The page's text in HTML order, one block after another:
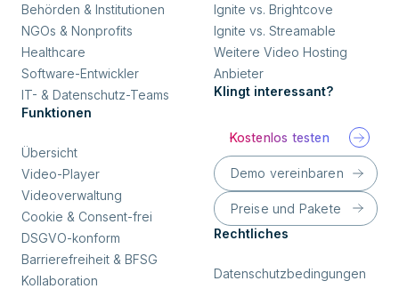
Behörden & Institutionen
NGOs & Nonprofits
Healthcare
Software-Entwickler
IT- & Datenschutz-Teams
Funktionen
Übersicht
Video-Player
Videoverwaltung
Cookie & Consent-frei
DSGVO-konform
Barrierefreiheit & BFSG
Kollaboration
Ignite vs. Brightcove
Ignite vs. Streamable
Weitere Video Hosting
Anbieter
Klingt interessant?
Kostenlos testen
Demo vereinbaren
Preise und Pakete
Rechtliches
Datenschutzbedingungen